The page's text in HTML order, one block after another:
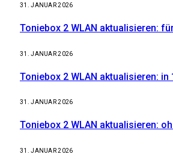
31. JANUAR 2026
Toniebox 2 WLAN aktualisieren:
31. JANUAR 2026
Toniebox 2 WLAN aktualisieren: in
31. JANUAR 2026
Toniebox 2 WLAN aktualisieren:
31. JANUAR 2026